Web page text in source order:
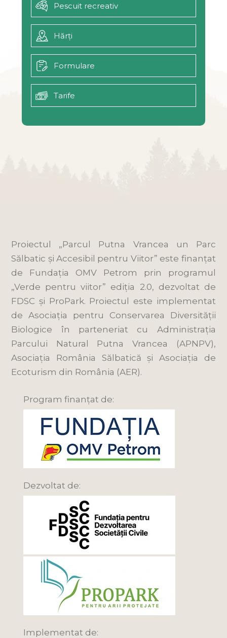
Pescuit recreativ
Hărți
Formulare
Tarife
Proiectul „Parcul Putna Vrancea un Parc
Sălbatic și Accesibil pentru Viitor” este finanțat
de Fundația OMV Petrom prin programul
„Verde pentru viitor” ediția 2.0, dezvoltat de
FDSC și ProPark. Proiectul este implementat
de Asociația pentru Conservarea Diversității
Biologice în parteneriat cu Administrația
Parcului Natural Putna Vrancea (APNPV),
Asociația România Sălbatică și Asociația de
Ecoturism din România (AER).
Program finanțat de:
Dezvoltat de:
Implementat de: